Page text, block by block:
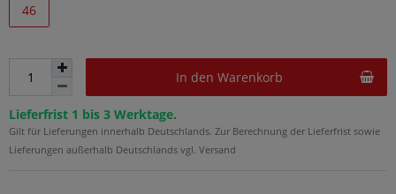
46
In den Warenkorb
Lieferfrist 1 bis 3 Werktage.
Gilt für Lieferungen innerhalb Deutschlands. Zur Berechnung der Lieferfrist sowie
Lieferungen außerhalb Deutschlands vgl. Versand